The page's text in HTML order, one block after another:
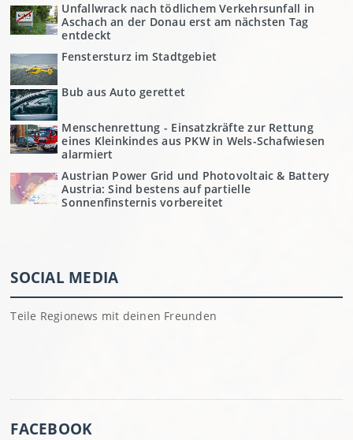
Unfallwrack nach tödlichem Verkehrsunfall in
Aschach an der Donau erst am nächsten Tag
entdeckt
Fenstersturz im Stadtgebiet
Bub aus Auto gerettet
Menschenrettung - Einsatzkräfte zur Rettung
eines Kleinkindes aus PKW in Wels-Schafwiesen
alarmiert
Austrian Power Grid und Photovoltaic & Battery
Austria: Sind bestens auf partielle
Sonnenfinsternis vorbereitet
SOCIAL MEDIA
Teile Regionews mit deinen Freunden
FACEBOOK